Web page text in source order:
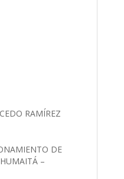
RAMÍREZ
DE
–